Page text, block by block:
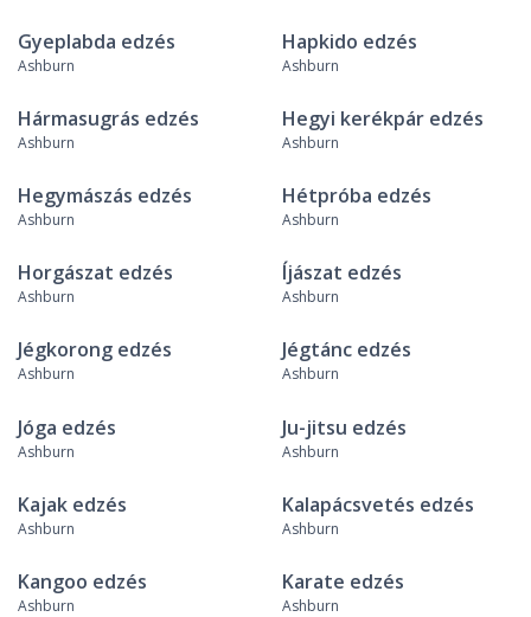
Gyeplabda edzés
Ashburn
Hapkido edzés
Ashburn
Hármasugrás edzés
Ashburn
Hegyi kerékpár edzés
Ashburn
Hegymászás edzés
Ashburn
Hétpróba edzés
Ashburn
Horgászat edzés
Ashburn
Íjászat edzés
Ashburn
Jégkorong edzés
Ashburn
Jégtánc edzés
Ashburn
Jóga edzés
Ashburn
Ju-jitsu edzés
Ashburn
Kajak edzés
Ashburn
Kalapácsvetés edzés
Ashburn
Kangoo edzés
Ashburn
Karate edzés
Ashburn